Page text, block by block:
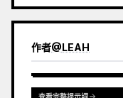
作者@LEAH
查看完整提示詞